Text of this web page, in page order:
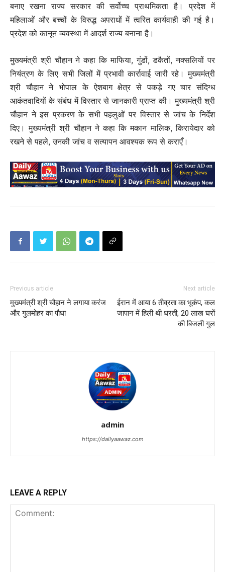
बनाए रखना राज्य सरकार की सर्वोच्च प्राथमिकता है। प्रदेश में
महिलाओं और बच्चों के विरुद्ध अपराधों में त्वरित कार्यवाही की गई है।
प्रदेश को कानून व्यवस्था में आदर्श राज्य बनाना है।
मुख्यमंत्री श्री चौहान ने कहा कि माफिया, गुंडों, डकैतों, नक्सलियों पर
नियंत्रण के लिए सभी जिलों में प्रभावी कार्रावाई जारी रहे। मुख्यमंत्री
श्री चौहान ने भोपाल के ऐशबाग क्षेत्र से पकड़े गए चार संदिग्ध
आकंतवादियों के संबंध में विस्तार से जानकारी प्राप्त की। मुख्यमंत्री श्री
चौहान ने इस प्रकरण के सभी पहलुओं पर विस्तार से जांच के निर्देश
दिए। मुख्यमंत्री श्री चौहान ने कहा कि मकान मालिक, किरायेदार को
रखने से पहले, उनकी जांच व सत्यापन आवश्यक रूप से कराएँ।
Previous article
मुख्यमंत्री श्री चौहान ने लगाया करंज
और गुलमोहर का पौधा
Next article
ईरान में आया 6 तीव्रता का भूकंप, कल
जापान में हिली थी धरती, 20 लाख घरों
की बिजली गुल
admin
https://dailyaawaz.com
LEAVE A REPLY